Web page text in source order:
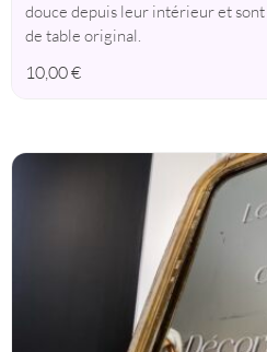
douce depuis leur intérieur et
de table original.
10,00€